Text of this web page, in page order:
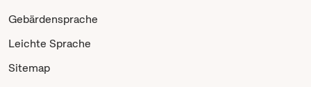
Gebärdensprache
Leichte Sprache
Sitemap